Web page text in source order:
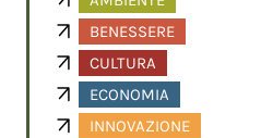
BENESSERE
CULTURA
ECONOMIA
INNOVAZIONE